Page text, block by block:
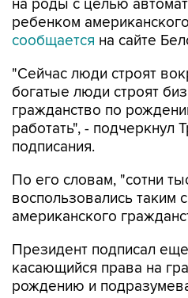
на роды с целью
ребенком
сообщается на сайте
"Сейчас люди строят
богатые люди строят
гражданство по
работать", - подчеркнул
подписания.
По его словам, "сотни
воспользовались таким
американского
Президент подписал
касающийся права на
рождению и